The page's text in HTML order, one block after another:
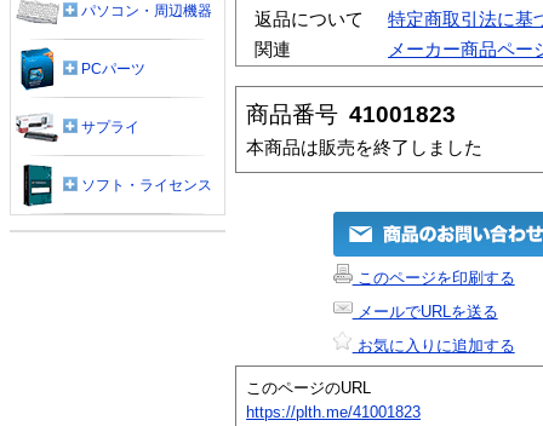
返品について
特定商取引法に基
関連
メーカー商品ペー
商品番号 41001823
本商品は販売を終了しました
このページを印刷する
メールでURLを送る
お気に入りに追加する
このページのURL
https://plth.me/41001823
パソコン・周辺機器
PCパーツ
サプライ
ソフト・ライセンス